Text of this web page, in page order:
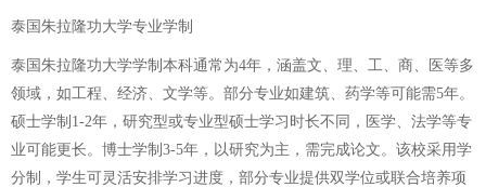
泰国朱拉隆功大学专业学制
泰国朱拉隆功大学学制本科通常为4年，涵盖文、理、工、商、医等多
领域，如工程、经济、文学等。部分专业如建筑、药学等可能需5年。
硕士学制1-2年，研究型或专业型硕士学习时长不同，医学、法学等专
业可能更长。博士学制3-5年，以研究为主，需完成论文。该校采用学
分制，学生可灵活安排学习进度，部分专业提供双学位或联合培养项